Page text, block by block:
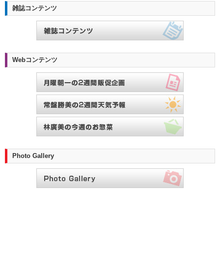
雑誌コンテンツ
Webコンテンツ
Photo Gallery